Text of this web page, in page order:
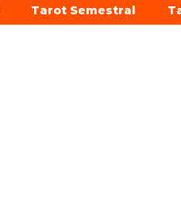
Tarot Semestral